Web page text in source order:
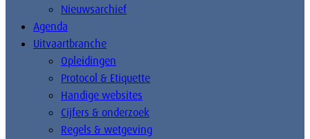
Nieuwsarchief
Agenda
Uitvaartbranche
Opleidingen
Protocol & Etiquette
Handige websites
Cijfers & onderzoek
Regels & wetgeving